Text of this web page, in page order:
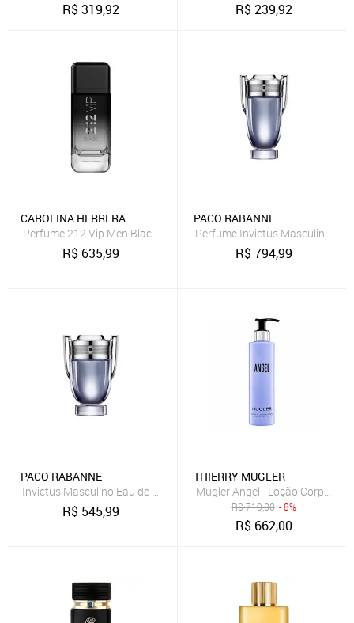
R$319,92 R$239,92
CAROLINA HERRERA
Perfume 212 Vip Men Black Carolina Herrera Perfume Masculino
R$ 635,99
PACO RABANNE
Perfume Invictus Masculino
R$794,99
PACO RABANNE
Invictus Masculino Eau de Toilette 100ml
R$ 545,99
THIERRY MUGLER
Mugler Angel - Loção Corporal
R$719,00 - 8%
R$ 662,00